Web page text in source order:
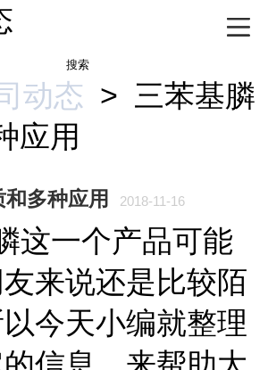
搜索
动态 > 三苯基膦
应用
多种应用 2018-11-16
这一个产品可能
来说还是比较陌
今天小编就整理